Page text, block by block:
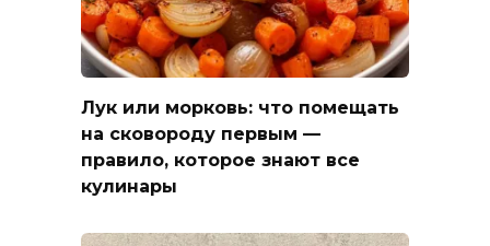
Лук или морковь: что помещать
на сковороду первым —
правило, которое знают все
кулинары